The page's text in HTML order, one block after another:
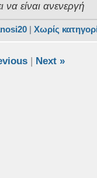
να είναι ανενεργή
|Χωρίς
| Next »